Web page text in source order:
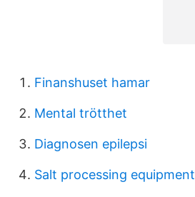
Finanshuset hamar
Mental trötthet
Diagnosen epilepsi
Salt processing equipment